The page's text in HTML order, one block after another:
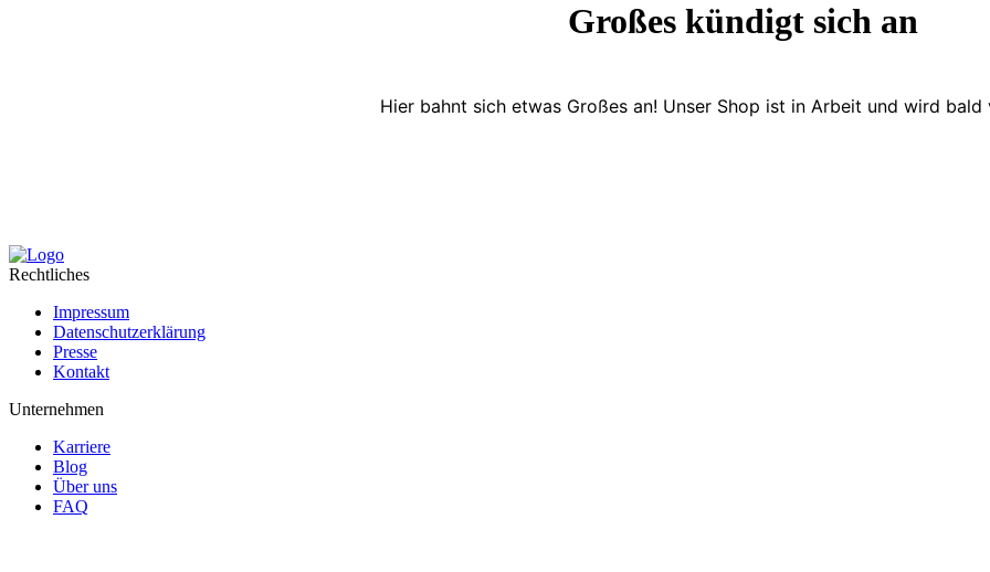
Großes kündigt sich an
Hier bahnt sich etwas Großes an! Unser Shop ist in Arbeit und wird
Rechtliches
Impressum
Datenschutzerklärung
Presse
Kontakt
Unternehmen
Karriere
Blog
Über uns
FAQ